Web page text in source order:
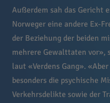
Außerdem sah das Gericht
Norweger eine andere Ex-
der Beziehung der beiden
mehrere Gewalttaten vor»,
laut «Verdens Gang».
besonders die psychische
Verkehrsdelikte sowie der